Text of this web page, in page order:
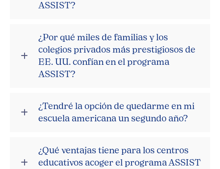
ASSIST?
¿Por qué miles de familias y los
colegios privados más prestigiosos de
EE. UU. confían en el programa
ASSIST?
¿Tendré la opción de quedarme en mi
escuela americana un segundo año?
¿Qué ventajas tiene para los centros
educativos acoger el programa ASSIST